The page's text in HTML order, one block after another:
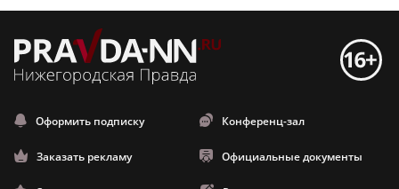
Оформить подписку Конференц-зал
Заказать рекламу Официальные документы